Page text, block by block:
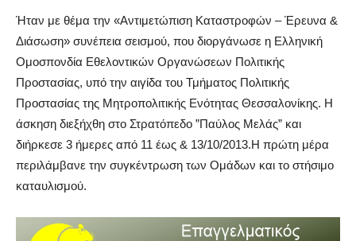
Ήταν με θέμα την «Αντιμετώπιση Καταστροφών – Έρευνα &
Διάσωση» συνέπεια σεισμού, που διοργάνωσε η Ελληνική
Ομοσπονδία Εθελοντικών Οργανώσεων Πολιτικής
Προστασίας, υπό την αιγίδα του Τμήματος Πολιτικής
Προστασίας της Μητροπολιτικής Ενότητας Θεσσαλονίκης. Η
άσκηση διεξήχθη στο Στρατόπεδο ”Παύλος Μελάς” και
διήρκεσε 3 ήμερες από 11 έως & 13/10/2013.Η πρώτη μέρα
περιλάμβανε την συγκέντρωση των Ομάδων και το στήσιμο
καταυλισμού.